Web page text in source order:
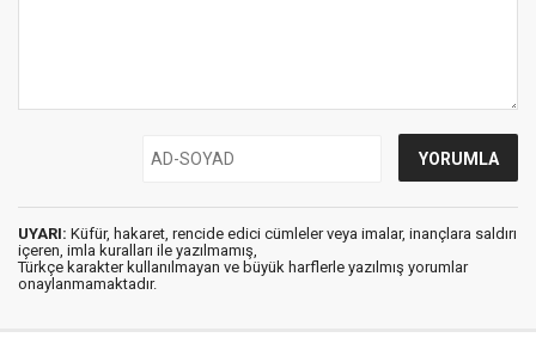
UYARI: Küfür, hakaret, rencide edici cümleler veya imalar, inançlara saldırı
içeren, imla kuralları ile yazılmamış,
Türkçe karakter kullanılmayan ve büyük harflerle yazılmış yorumlar
onaylanmamaktadır.